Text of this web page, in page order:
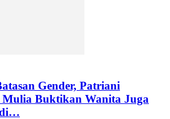
Gender, Patriani
Mulia Buktikan Wanita Juga